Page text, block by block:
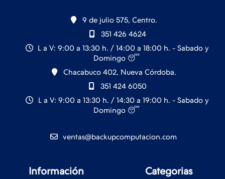
9 de julio 575, Centro.
351 426 4624
L a V: 9:00 a 13:30 h. / 14:00 a 18:00 h. - Sabado y
Domingo 😴
Chacabuco 402, Nueva Córdoba.
351 424 6050
L a V: 9:00 a 13:30 h. / 14:30 a 19:00 h. - Sabado y
Domingo 😴
ventas@backupcomputacion.com
Información Categorias